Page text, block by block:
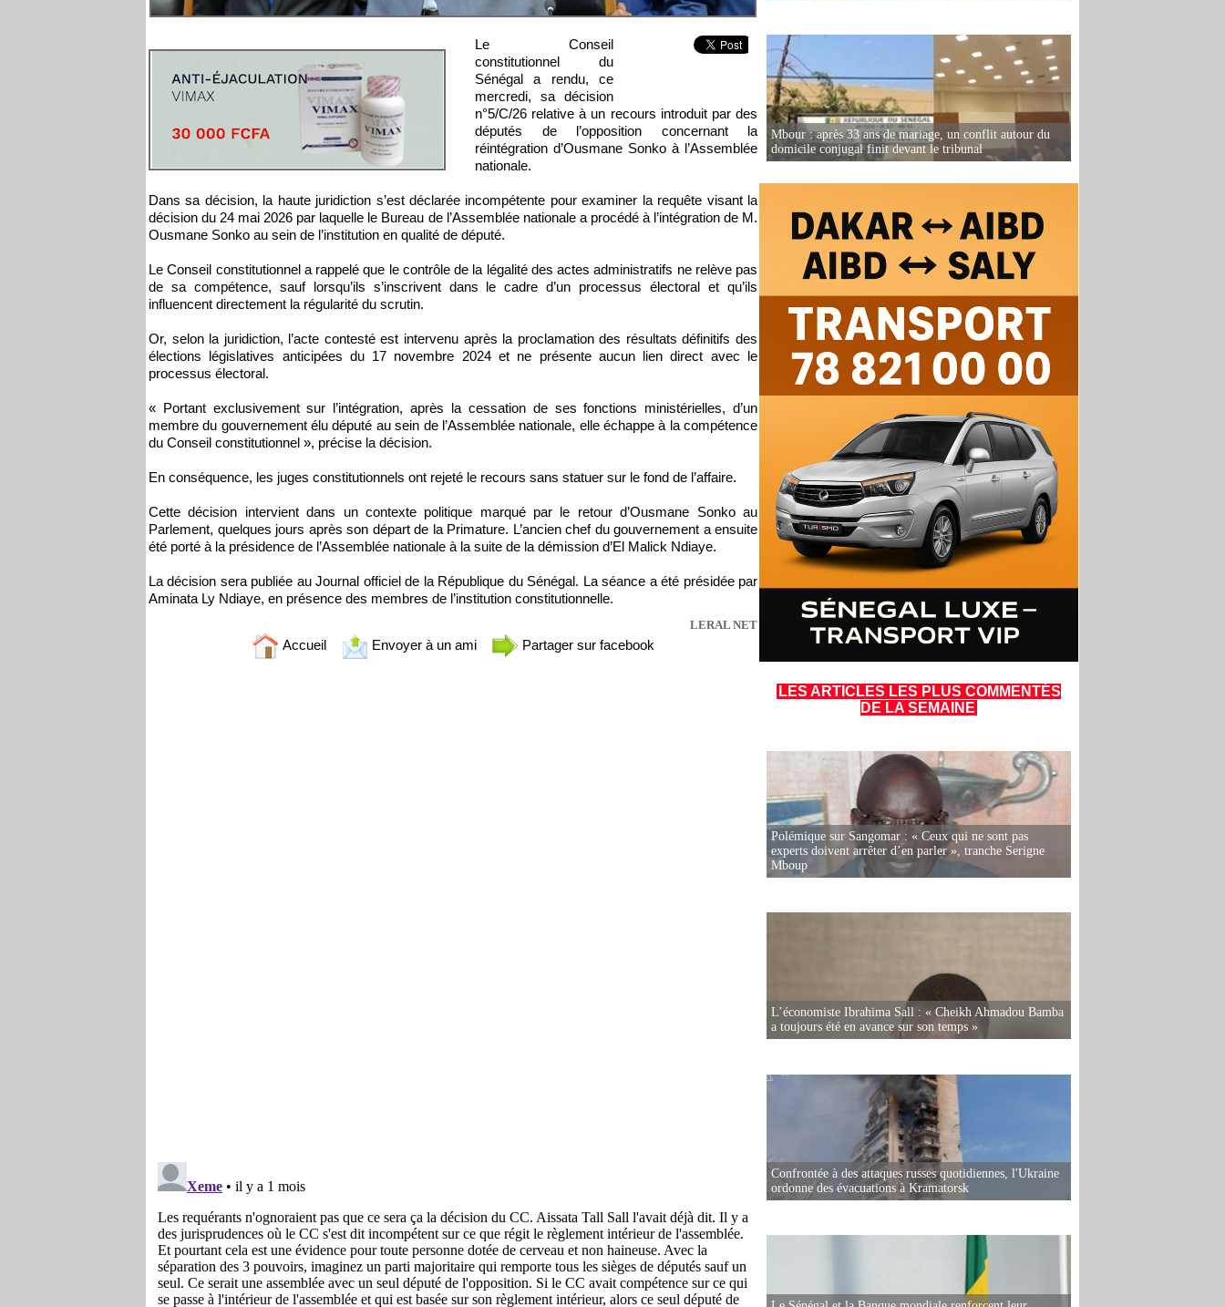
Le Conseil
constitutionnel du
Sénégal a rendu, ce
mercredi, sa décision
n°5/C/26 relative à un recours introduit par des
députés de l’opposition concernant la
réintégration d’Ousmane Sonko à l’Assemblée
nationale.
Dans sa décision, la haute juridiction s’est déclarée incompétente pour examiner la requête visant la
décision du 24 mai 2026 par laquelle le Bureau de l’Assemblée nationale a procédé à l’intégration de M.
Ousmane Sonko au sein de l’institution en qualité de député.
Le Conseil constitutionnel a rappelé que le contrôle de la légalité des actes administratifs ne relève pas
de sa compétence, sauf lorsqu’ils s’inscrivent dans le cadre d’un processus électoral et qu’ils
influencent directement la régularité du scrutin.
Or, selon la juridiction, l’acte contesté est intervenu après la proclamation des résultats définitifs des
élections législatives anticipées du 17 novembre 2024 et ne présente aucun lien direct avec le
processus électoral.
« Portant exclusivement sur l’intégration, après la cessation de ses fonctions ministérielles, d’un
membre du gouvernement élu député au sein de l’Assemblée nationale, elle échappe à la compétence
du Conseil constitutionnel », précise la décision.
En conséquence, les juges constitutionnels ont rejeté le recours sans statuer sur le fond de l’affaire.
Cette décision intervient dans un contexte politique marqué par le retour d’Ousmane Sonko au
Parlement, quelques jours après son départ de la Primature. L’ancien chef du gouvernement a ensuite
été porté à la présidence de l’Assemblée nationale à la suite de la démission d’El Malick Ndiaye.
La décision sera publiée au Journal officiel de la République du Sénégal. La séance a été présidée par
Aminata Ly Ndiaye, en présence des membres de l’institution constitutionnelle.
LERAL NET
Accueil Envoyer à un ami Partager sur facebook
Mbour : après 33 ans de mariage, un conflit autour du
domicile conjugal finit devant le tribunal
LES ARTICLES LES PLUS COMMENTÉS
DE LA SEMAINE
Polémique sur Sangomar : « Ceux qui ne sont pas
experts doivent arrêter d’en parler », tranche Serigne
Mboup
L’économiste Ibrahima Sall : « Cheikh Ahmadou Bamba
a toujours été en avance sur son temps »
Confrontée à des attaques russes quotidiennes, l'Ukraine
ordonne des évacuations à Kramatorsk